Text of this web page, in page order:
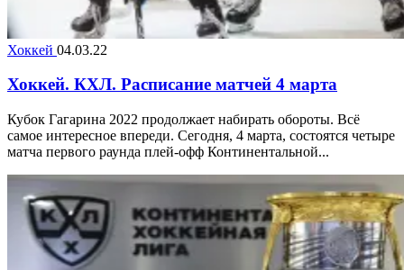
Хоккей 04.03.22
Хоккей. КХЛ. Расписание матчей 4 марта
Кубок Гагарина 2022 продолжает набирать обороты. Всё
самое интересное впереди. Сегодня, 4 марта, состоятся четыре
матча первого раунда плей-офф Континентальной...